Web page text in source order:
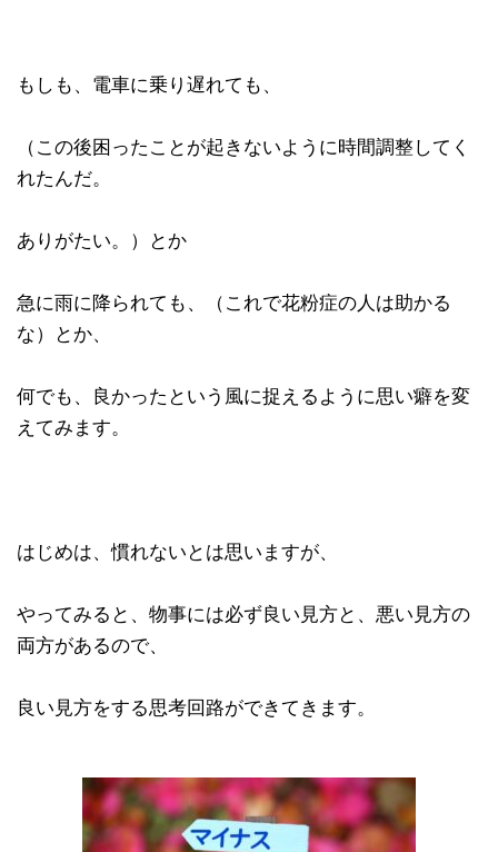
もしも、電車に乗り遅れても、
（この後困ったことが起きないように時間調整してく
れたんだ。
ありがたい。）とか
急に雨に降られても、（これで花粉症の人は助かる
な）とか、
何でも、良かったという風に捉えるように思い癖を変
えてみます。
はじめは、慣れないとは思いますが、
やってみると、物事には必ず良い見方と、悪い見方の
両方があるので、
良い見方をする思考回路ができてきます。